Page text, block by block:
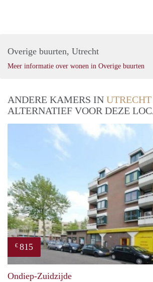
Overige buurten, Utrecht
Meer informatie over wonen in Overige buurten
ANDERE KAMERS IN UTRECHT
ALTERNATIEF VOOR DEZE
€ 815
Ondiep-Zuidzijde